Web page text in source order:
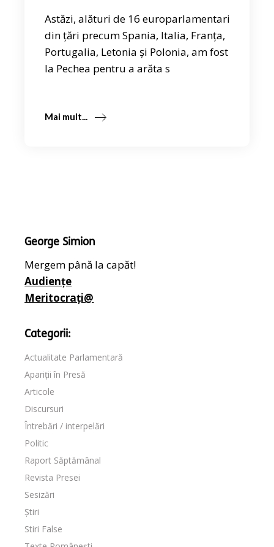
Astăzi, alături de 16 europarlamentari
din țări precum Spania, Italia, Franța,
Portugalia, Letonia și Polonia, am fost
la Pechea pentru a arăta s
Mai mult...
George Simion
Mergem până la capăt!
Audiențe
Meritocrați@
Categorii:
Actualitate Parlamentară
Apariții în Presă
Articole
Discursuri
Întrebări / interpelări
Politic
Raport Săptămânal
Revista Presei
Sesizări
Știri
Stiri False